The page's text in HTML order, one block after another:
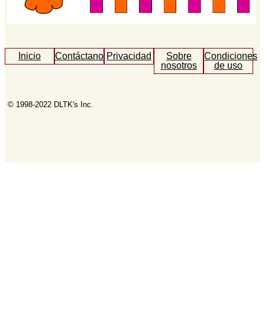
Inicio ContáctanosPrivacidad
Sobre
nosotros
Condiciones
de uso
© 1998-2022 DLTK's Inc.